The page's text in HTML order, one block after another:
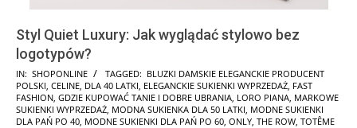
Styl Quiet Luxury: Jak wyglądać stylowo bez
logotypów?
2026-
02-
24
IN: SHOPONLINE TAGGED: BLUZKI DAMSKIE ELEGANCKIE PRODUCENT
POLSKI, CELINE, DLA 40 LATKI, ELEGANCKIE SUKIENKI WYPRZEDAŻ, FAST
FASHION, GDZIE KUPOWAĆ TANIE I DOBRE UBRANIA, LORO PIANA, MARKOWE
SUKIENKI WYPRZEDAŻ, MODNA SUKIENKA DLA 50 LATKI, MODNE SUKIENKI
DLA PAŃ PO 40, MODNE SUKIENKI DLA PAŃ PO 60, ONLY, THE ROW, TOTÊME